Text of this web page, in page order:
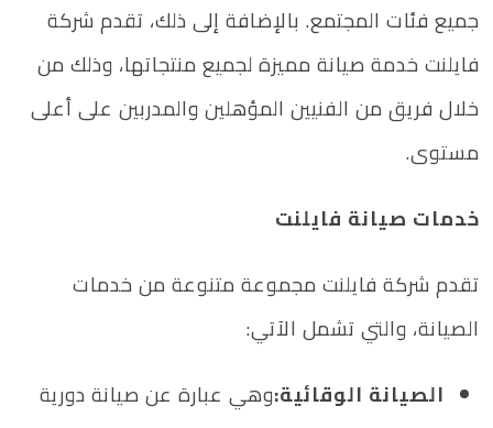
جميع فئات المجتمع. بالإضافة إلى ذلك، تقدم شركة
فايلنت خدمة صيانة مميزة لجميع منتجاتها، وذلك من
خلال فريق من الفنيين المؤهلين والمدربين على أعلى
مستوى.
خدمات صيانة فايلنت
تقدم شركة فايلنت مجموعة متنوعة من خدمات
الصيانة، والتي تشمل الآتي:
الصيانة الوقائية:وهي عبارة عن صيانة دورية